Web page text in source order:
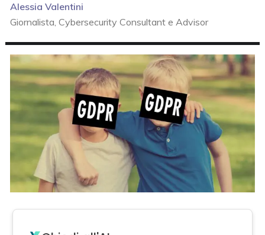
Alessia Valentini
Giornalista, Cybersecurity Consultant e Advisor